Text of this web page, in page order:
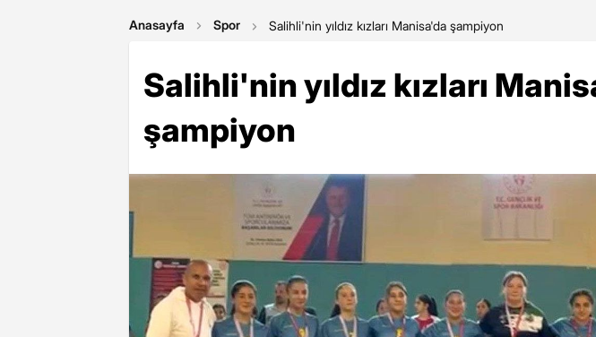
Anasayfa Spor Salihli'nin yıldız kızları Manisa'da şampiyon
Salihli'nin yıldız kızları
şampiyon